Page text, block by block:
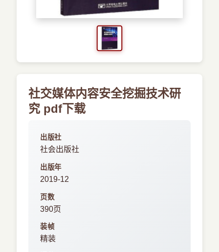
预订书籍
社交媒体内容安全挖掘技术研
究 pdf下载
出版社
社会出版社
出版年
2019-12
页数
390页
装帧
精装